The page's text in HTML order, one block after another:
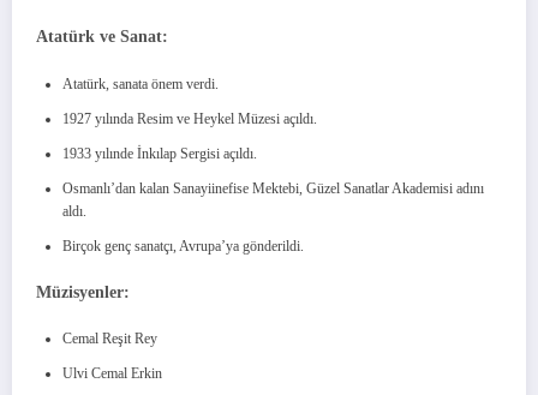
Atatürk ve Sanat:
Atatürk, sanata önem verdi.
1927 yılında Resim ve Heykel Müzesi açıldı.
1933 yılınde İnkılap Sergisi açıldı.
Osmanlı’dan kalan Sanayiinefise Mektebi, Güzel Sanatlar Akademisi adını
aldı.
Birçok genç sanatçı, Avrupa’ya gönderildi.
Müzisyenler:
Cemal Reşit Rey
Ulvi Cemal Erkin